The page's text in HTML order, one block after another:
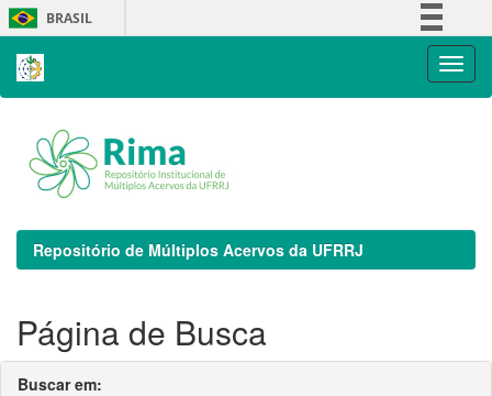
Skip
navigation
BRASIL
Repositório de Múltiplos Acervos da UFRRJ
Página de Busca
Buscar em: